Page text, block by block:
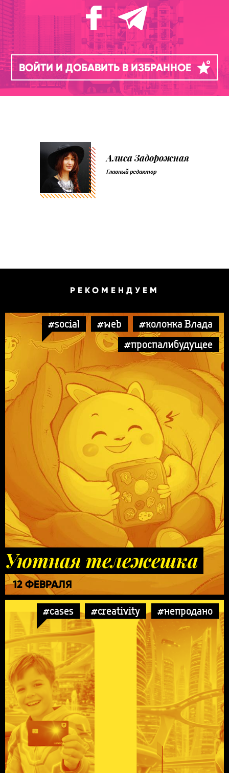
ВОЙТИ И ДОБАВИТЬ В ИЗБРАННОЕ
Алиса Задорожная
Главный редактор
РЕКОМЕНДУЕМ
#social #web
#колонка Влада
#проспалибудущее
Уютная тележешка
12 ФЕВРАЛЯ
#cases #creativity #непродано